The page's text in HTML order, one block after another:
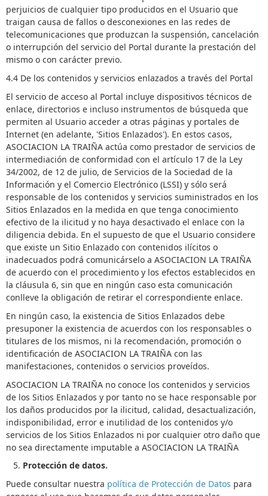
perjuicios de cualquier tipo producidos en el Usuario que
traigan causa de fallos o desconexiones en las redes de
telecomunicaciones que produzcan la suspensión, cancelación
o interrupción del servicio del Portal durante la prestación del
mismo o con carácter previo.
4.4 De los contenidos y servicios enlazados a través del Portal
El servicio de acceso al Portal incluye dispositivos técnicos de
enlace, directorios e incluso instrumentos de búsqueda que
permiten al Usuario acceder a otras páginas y portales de
Internet (en adelante, 'Sitios Enlazados'). En estos casos,
ASOCIACION LA TRAIÑA actúa como prestador de servicios de
intermediación de conformidad con el artículo 17 de la Ley
34/2002, de 12 de julio, de Servicios de la Sociedad de la
Información y el Comercio Electrónico (LSSI) y sólo será
responsable de los contenidos y servicios suministrados en los
Sitios Enlazados en la medida en que tenga conocimiento
efectivo de la ilicitud y no haya desactivado el enlace con la
diligencia debida. En el supuesto de que el Usuario considere
que existe un Sitio Enlazado con contenidos ilícitos o
inadecuados podrá comunicárselo a ASOCIACION LA TRAIÑA
de acuerdo con el procedimiento y los efectos establecidos en
la cláusula 6, sin que en ningún caso esta comunicación
conlleve la obligación de retirar el correspondiente enlace.
En ningún caso, la existencia de Sitios Enlazados debe
presuponer la existencia de acuerdos con los responsables o
titulares de los mismos, ni la recomendación, promoción o
identificación de ASOCIACION LA TRAIÑA con las
manifestaciones, contenidos o servicios proveídos.
ASOCIACION LA TRAIÑA no conoce los contenidos y servicios
de los Sitios Enlazados y por tanto no se hace responsable por
los daños producidos por la ilicitud, calidad, desactualización,
indisponibilidad, error e inutilidad de los contenidos y/o
servicios de los Sitios Enlazados ni por cualquier otro daño que
no sea directamente imputable a ASOCIACION LA TRAIÑA
Protección de datos.
Puede consultar nuestra política de Protección de Datos para